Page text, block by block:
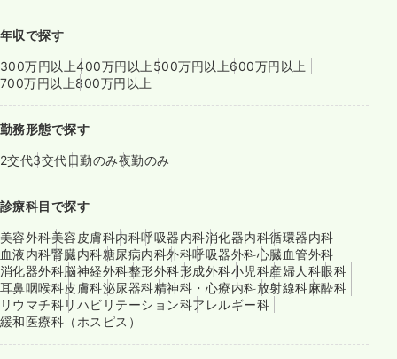
年収で探す
300万円以上400万円以上 500万円以上600万円以上
700万円以上800万円以上
勤務形態で探す
2交代3交代日勤のみ夜勤のみ
診療科目で探す
美容外科美容皮膚科内科呼吸器内科消化器内科循環器内科
血液内科腎臓内科糖尿病内科外科呼吸器外科心臓血管外科
消化器外科脳神経外科整形外科形成外科小児科産婦人科眼科
耳鼻咽喉科皮膚科泌尿器科精神科・心療内科放射線科麻酔科
リウマチ科リハビリテーション科アレルギー科
緩和医療科（ホスピス）